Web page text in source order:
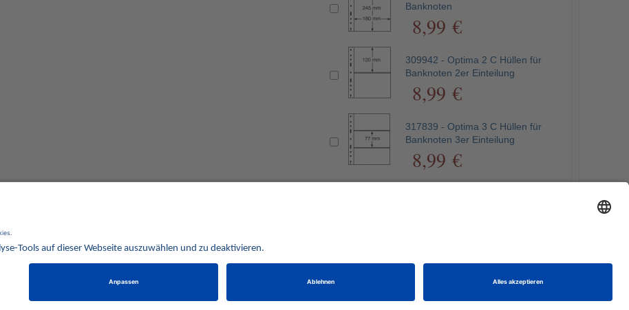
Banknoten
8,99 €
309942 - Optima 2 C Hüllen für
Banknoten 2er Einteilung
8,99 €
317839 - Optima 3 C Hüllen für
Banknoten 3er Einteilung
8,99 €
Wir behalten uns vor, für ausgewählte Münzen die Differenzbesteuerung gemäß § 25a UStG anzuwenden.
Münzen von HISTORIA Münzhandelsgesellschaft mbH